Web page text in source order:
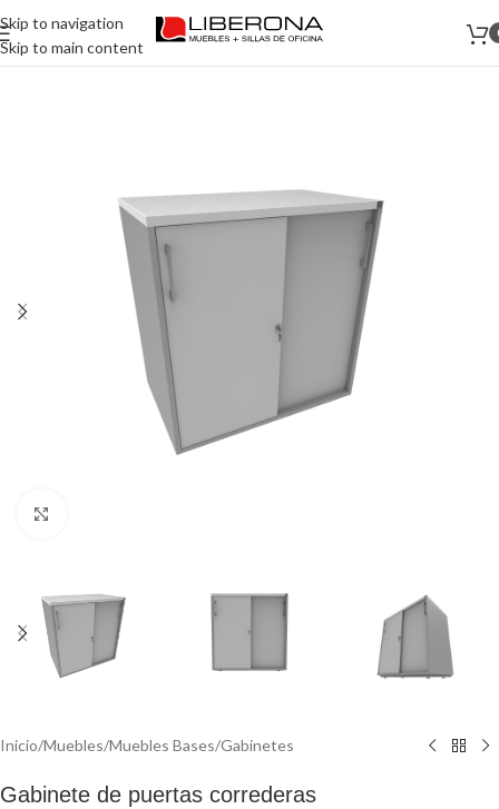
Skip to navigation
Skip to main content
Inicio/Muebles/Muebles Bases/Gabinetes
Gabinete de puertas correderas